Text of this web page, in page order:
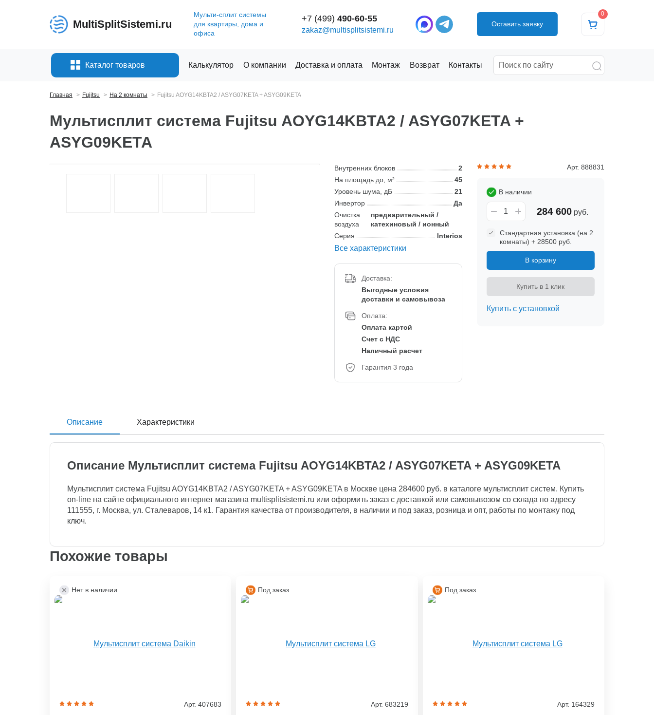
MultiSplitSistemi.ru
Мульти-сплит системы
для квартиры, дома и
офиса
+7 (499)490-60-55
zakaz@multisplitsistemi.ru
Оставить заявку
0
Каталог товаров Калькулятор О компании Доставка и оплата Монтаж Возврат Контакты
Главная Fujitsu На 2 комнаты Fujitsu AOYG14KBTA2 / ASYG07KETA + ASYG09KETA
Мультисплит система Fujitsu AOYG14KBTA2 / ASYG07KETA +
ASYG09KETA
Внутренних блоков
2
На площадь до, м²
45
Уровень шума, дБ
21
Инвертор
Да
Очистка
воздуха
предварительный /
катехиновый / ионный
Серия
Interios
Все характеристики
Доставка:
Выгодные условия
доставки и самовывоза
Оплата:
Оплата картой
Счет с НДС
Наличный расчет
Гарантия 3 года
Арт. 888831
В наличии
284 600руб.
Стандартная установка (на 2
комнаты) + 28500 руб.
В корзину
Купить в 1 клик
Купить с установкой
Описание Характеристики
Описание Мультисплит система Fujitsu AOYG14KBTA2 / ASYG07KETA + ASYG09KETA
Мультисплит система Fujitsu AOYG14KBTA2 / ASYG07KETA + ASYG09KETA в Москве цена 284600 руб. в каталоге мультисплит систем. Купить
on-line на сайте официального интернет магазина multisplitsistemi.ru или оформить заказ с доставкой или самовывозом со склада по адресу
111555, г. Москва, ул. Сталеваров, 14 к1. Гарантия качества от производителя, в наличии и под заказ, розница и опт, работы по монтажу под
ключ.
Похожие товары
Нет в наличии
Арт. 407683
Под заказ
Арт. 683219
Под заказ
Арт. 164329